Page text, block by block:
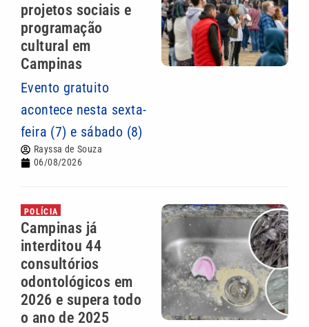
projetos sociais e
programação
cultural em
Campinas
Evento gratuito
acontece nesta sexta-
feira (7) e sábado (8)
Rayssa de Souza
06/08/2026
POLÍCIA
Campinas já
interditou 44
consultórios
odontológicos em
2026 e supera todo
o ano de 2025